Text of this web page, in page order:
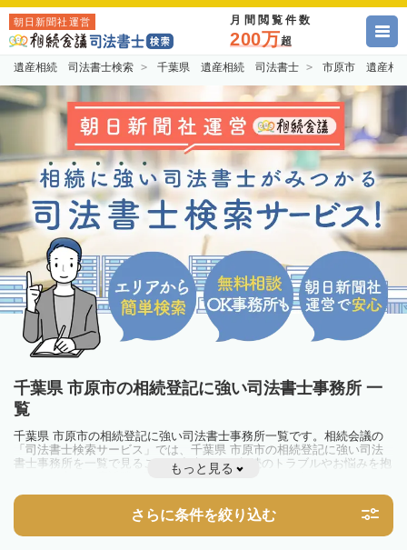
朝日新聞社運営 月間閲覧件数
200万超
遺産相続 司法書士検索 千葉県 遺産相続 司法書士 市原市 遺産相
千葉県 市原市の相続登記に強い司法書士事務所 一
覧
千葉県 市原市の相続登記に強い司法書士事務所一覧です。相続会議の
「司法書士検索サービス」では、千葉県 市原市の相続登記に強い司法
書士事務所を一覧で見ることが出来ます。相続のトラブルやお悩みを抱
えている方は一度近隣の司法書士に相談してみましょう。
不動産を相続した場合、相続を知った日から3年以内に登記しないと、
10万円以下の過料が科せられるため、速やかな手続きが必要です。義務
化前の相続も対象となるため注意しましょう。
もっと見る
さらに条件を絞り込む